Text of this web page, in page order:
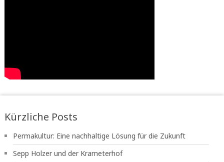
Kürzliche Posts
Permakultur: Eine nachhaltige Lösung für die Zukunft
Sepp Holzer und der Krameterhof